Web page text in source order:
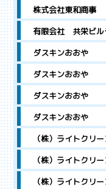
株式会社東和商事
有限会社 共栄ビル
ダスキンおおや
ダスキンおおや
ダスキンおおや
ダスキンおおや
（株）ライトクリ
（株）ライトクリ
（株）ライトクリ